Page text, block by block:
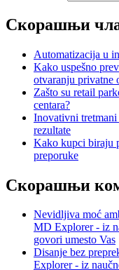
Скорашњи
Automatizacija u
Kako uspešno
otvaranju privatne
Zašto su retail
centara?
Inovativni tretmani
rezultate
Kako kupci biraju
preporuke
Скорашњи
Nevidljiva moć
MD Explorer - iz
govori umesto Vas
Disanje bez
Explorer - iz